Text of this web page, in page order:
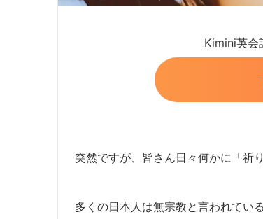
Kimini英会
突然ですが、皆さん日々何かに「祈
多くの日本人は無宗教と言われてい